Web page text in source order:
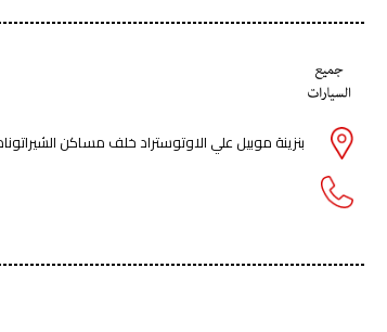
بنزينة موبيل علي الاوتوستراد خلف مساكن